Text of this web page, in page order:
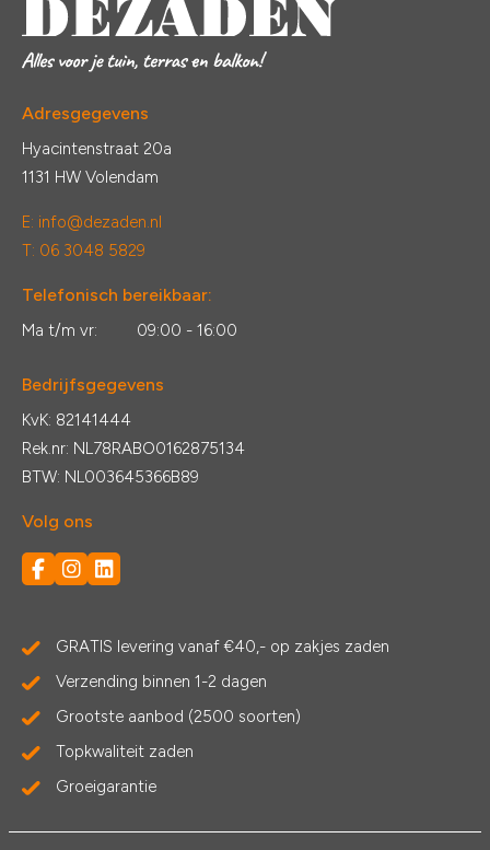
Adresgegevens
Hyacintenstraat 20a
1131 HW Volendam
E: info@dezaden.nl
T: 06 3048 5829
Telefonisch bereikbaar:
Ma t/m vr: 09:00 - 16:00
Bedrijfsgegevens
KvK: 82141444
Rek.nr: NL78RABO0162875134
BTW: NL003645366B89
Volg ons
GRATIS levering vanaf €40,- op zakjes zaden
Verzending binnen 1-2 dagen
Grootste aanbod (2500 soorten)
Topkwaliteit zaden
Groeigarantie